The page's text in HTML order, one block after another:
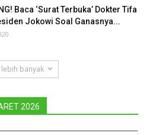
Baca ‘Surat Terbuka’ Dokter Tifa
Jokowi Soal Ganasnya...
lebih banyak
2026